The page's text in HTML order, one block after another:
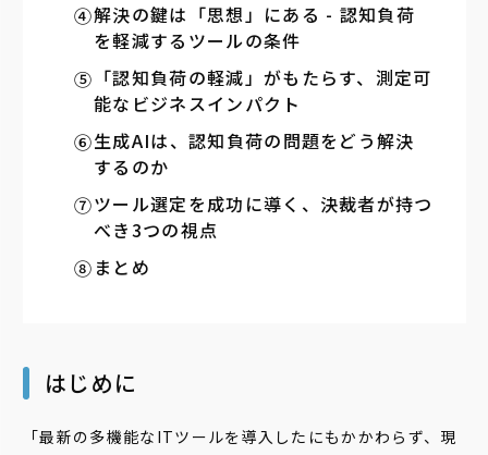
解決の鍵は「思想」にある - 認知負荷
を軽減するツールの条件
「認知負荷の軽減」がもたらす、測定可
能なビジネスインパクト
生成AIは、認知負荷の問題をどう解決
するのか
ツール選定を成功に導く、決裁者が持つ
べき3つの視点
まとめ
はじめに
「最新の多機能なITツールを導入したにもかかわらず、現